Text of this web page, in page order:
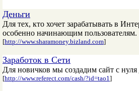
Деньги
Для тех, кто хочет зарабатывать в
особенно начинающим пользователям.
[http://www.sharamoney.bizland.com]
Заработок в Сети
Для новичков мы создадим сайт с
[http://www.referect.com/cash/?id=tao1]